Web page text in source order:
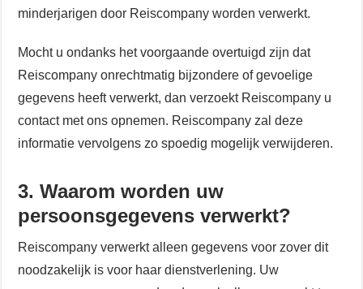
minderjarigen door Reiscompany worden verwerkt.
Mocht u ondanks het voorgaande overtuigd zijn dat
Reiscompany onrechtmatig bijzondere of gevoelige
gegevens heeft verwerkt, dan verzoekt Reiscompany u
contact met ons opnemen. Reiscompany zal deze
informatie vervolgens zo spoedig mogelijk verwijderen.
3. Waarom worden uw
persoonsgegevens verwerkt?
Reiscompany verwerkt alleen gegevens voor zover dit
noodzakelijk is voor haar dienstverlening. Uw